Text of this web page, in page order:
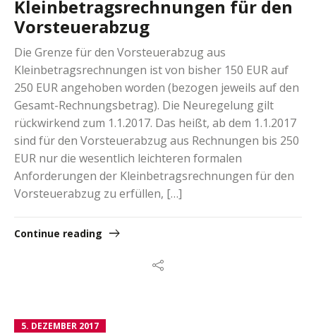
Kleinbetragsrechnungen für den
Vorsteuerabzug
Die Grenze für den Vorsteuerabzug aus
Kleinbetragsrechnungen ist von bisher 150 EUR auf
250 EUR angehoben worden (bezogen jeweils auf den
Gesamt-Rechnungsbetrag). Die Neuregelung gilt
rückwirkend zum 1.1.2017. Das heißt, ab dem 1.1.2017
sind für den Vorsteuerabzug aus Rechnungen bis 250
EUR nur die wesentlich leichteren formalen
Anforderungen der Kleinbetragsrechnungen für den
Vorsteuerabzug zu erfüllen, […]
Continue reading
5. DEZEMBER 2017
Switch The Language